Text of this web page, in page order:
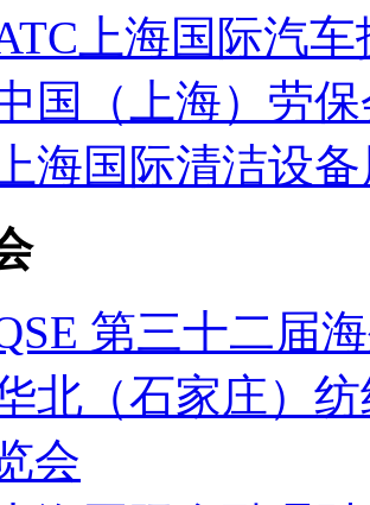
上海国际汽
国（上海）劳
海国际清洁设
第三十二届
北（石家庄）
会